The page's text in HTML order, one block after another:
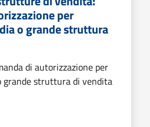
per
o grande struttura
di autorizzazione per
grande struttura di vendita